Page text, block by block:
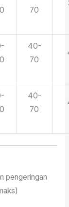
70
40-
70
40-
70
pengeringan